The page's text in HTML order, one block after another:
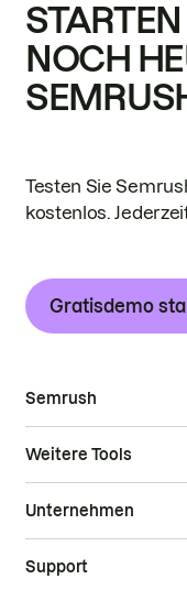
STARTEN
NOCH
Testen Sie
kostenlos.
Gratisdemo
Semrush
Weitere Tools
Unternehmen
Support